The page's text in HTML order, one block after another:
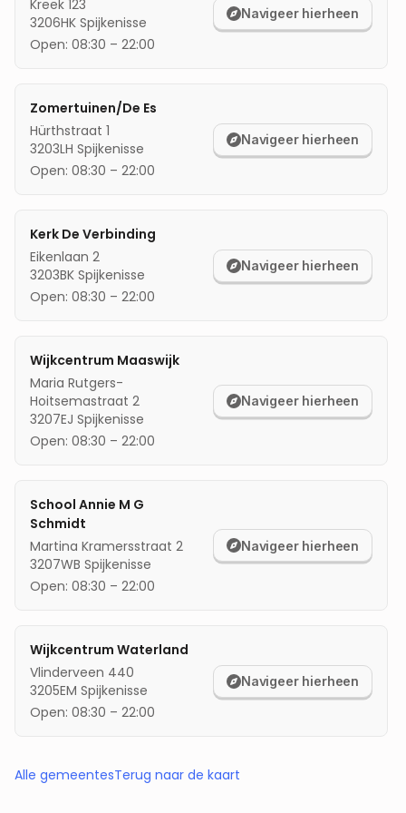
Kreek 123
3206HK Spijkenisse
Open: 08:30 – 22:00
Navigeer hierheen
Zomertuinen/De Es
Hürthstraat 1
3203LH Spijkenisse
Open: 08:30 – 22:00
Navigeer hierheen
Kerk De Verbinding
Eikenlaan 2
3203BK Spijkenisse
Open: 08:30 – 22:00
Navigeer hierheen
Wijkcentrum Maaswijk
Maria Rutgers-
Hoitsemastraat 2
3207EJ Spijkenisse
Open: 08:30 – 22:00
Navigeer hierheen
School Annie M G
Schmidt
Martina Kramersstraat 2
3207WB Spijkenisse
Open: 08:30 – 22:00
Navigeer hierheen
Wijkcentrum Waterland
Vlinderveen 440
3205EM Spijkenisse
Open: 08:30 – 22:00
Navigeer hierheen
Alle gemeentesTerug naar de kaart
locatie